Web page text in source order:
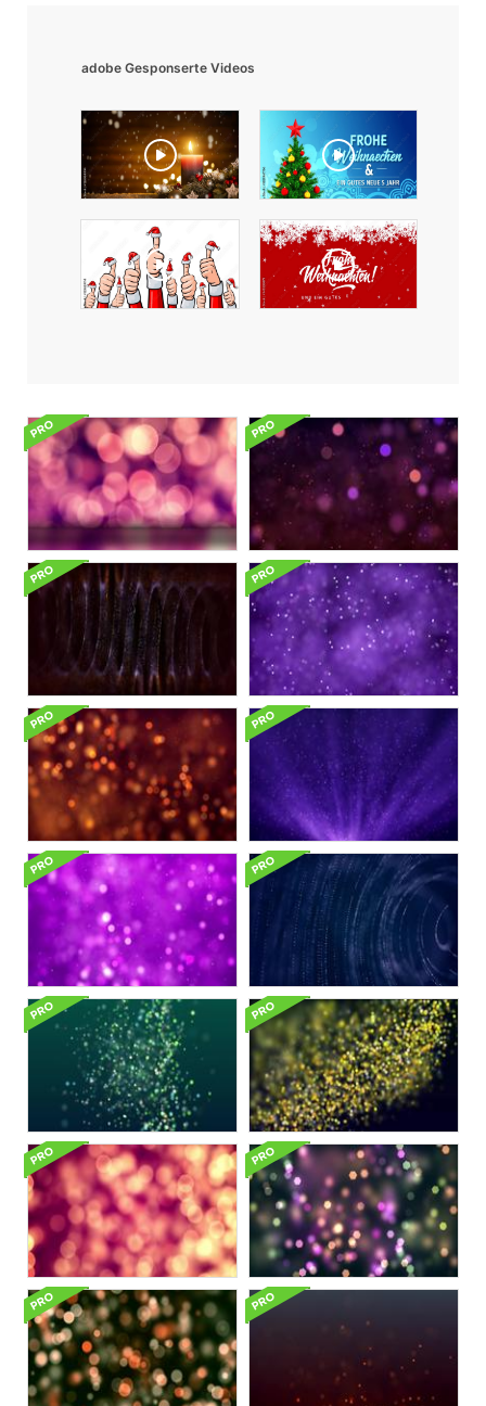
adobe Gesponserte Videos